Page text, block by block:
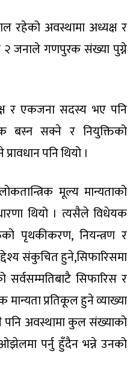
रहेको अवस्थामा अध्यक्ष र
२ जनाले गणपुरक संख्या पुग्ने
र एकजना सदस्य भए पनि
बस्न सक्ने र नियुक्तिको
पनि थियो ।
मूल्य मान्यताको
थियो । त्यसैले विधेयक
पृथकीकरण, नियन्त्रण र
संकुचित हुने,सिफारिसमा
सर्वसम्मतिबाटै सिफारिस र
मान्यता प्रतिकूल हुने व्याख्या
पनि अवस्थामा कुल संख्याको
पर्नु हुँदैन भन्ने उनको